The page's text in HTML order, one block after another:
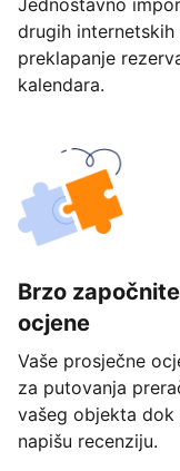
Jednostavno
drugih
preklapanje
kalendara.
Brzo
ocjene
Vaše prosječne
za putovanja
vašeg objekta
napišu recenziju.